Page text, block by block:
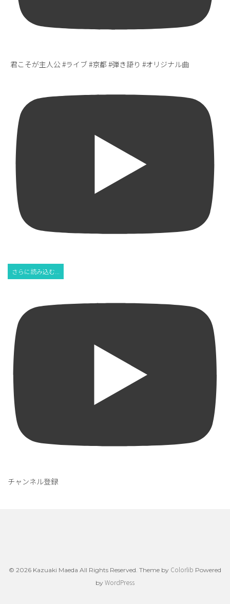
君こそが主人公 #ライブ #京都 #弾き語り #オリジナル曲
さらに読み込む...
チャンネル登録
© 2026 Kazuaki Maeda All Rights Reserved. Theme by Colorlib Powered
by WordPress